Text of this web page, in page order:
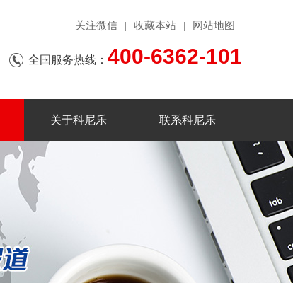
关注微信 收藏本站 网站地图
全国服务热线： 400-6362-101
关于科尼乐 联系科尼乐